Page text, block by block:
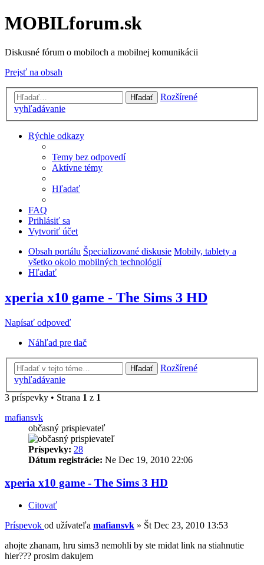
MOBILforum.sk
Diskusné fórum o mobiloch a mobilnej komunikácii
Prejsť na obsah
Hľadať
Rozšírené
vyhľadávanie
Rýchle odkazy
Temy bez odpovedí
Aktívne témy
Hľadať
FAQ
Prihlásiť sa
Vytvoriť účet
Obsah portálu Špecializované diskusie Mobily, tablety a
všetko okolo mobilných technológií
Hľadať
xperia x10 game - The Sims 3 HD
Napísať odpoveď
Náhľad pre tlač
Hľadať
Rozšírené
vyhľadávanie
3 príspevky • Strana 1 z 1
mafiansvk
občasný prispievateľ
Príspevky: 28
Dátum registrácie: Ne Dec 19, 2010 22:06
xperia x10 game - The Sims 3 HD
Citovať
Príspevok od užívateľa mafiansvk » Št Dec 23, 2010 13:53
ahojte zhanam, hru sims3 nemohli by ste midat link na stiahnutie
hier??? prosim dakujem